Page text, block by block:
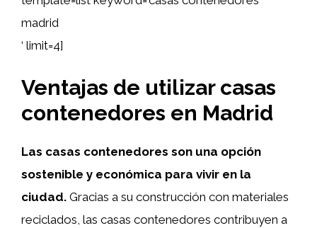
madrid
‘ limit=4]
Ventajas de utilizar casas
contenedores en Madrid
Las casas contenedores son una opción
sostenible y económica para vivir en la
ciudad. Gracias a su construcción con materiales
reciclados, las casas contenedores contribuyen a